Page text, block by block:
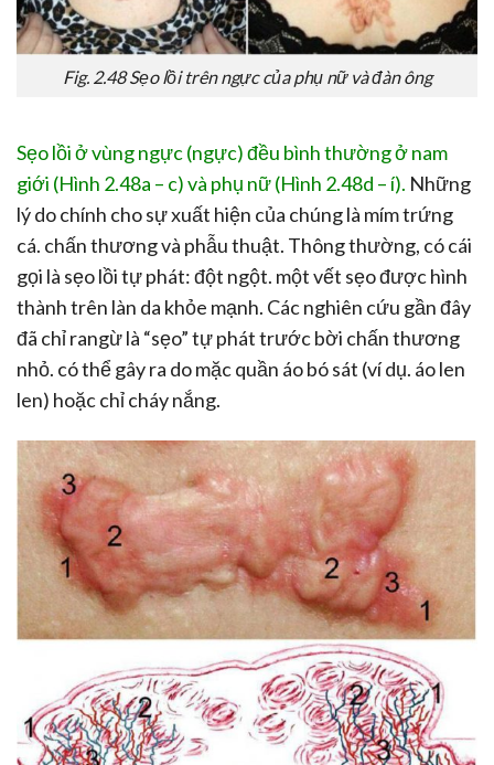
Fig. 2.48 Sẹo lồi trên ngực của phụ nữ và đàn ông
Sẹo lồi ở vùng ngực (ngực) đều bình thường ở nam
giới (Hình 2.48a – c) và phụ nữ (Hình 2.48d – í). Những
lý do chính cho sự xuất hiện của chúng là mím trứng
cá. chấn thương và phẫu thuật. Thông thường, có cái
gọi là sẹo lồi tự phát: đột ngột. một vết sẹo được hình
thành trên làn da khỏe mạnh. Các nghiên cứu gần đây
đã chỉ rangừ là “sẹo” tự phát trước bời chấn thương
nhỏ. có thể gây ra do mặc quần áo bó sát (ví dụ. áo len
len) hoặc chỉ cháy nắng.